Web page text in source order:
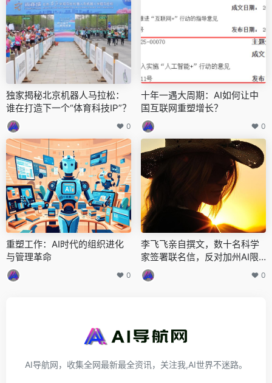
独家揭秘北京机器人马拉松：
谁在打造下一个“体育科技IP”？
0
十年一遇大周期：AI如何让中
国互联网重塑增长？
0
重塑工作：AI时代的组织进化
与管理革命
0
李飞飞亲自撰文，数十名科学
家签署联名信，反对加州AI限
制法案
0
AI导航网，收集全网最新最全资讯，关注我,AI世界不迷路。